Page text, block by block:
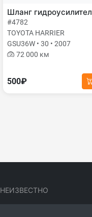
Шланг
#4782
TOYOTA HARRIER
GSU36W • 30 • 2007
72 000 км
500₽
НЕИЗВЕСТНО